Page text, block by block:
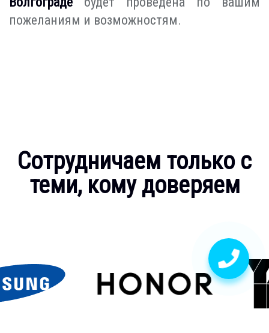
пожеланиям и возможностям.
Сотрудничаем только с
теми, кому доверяем